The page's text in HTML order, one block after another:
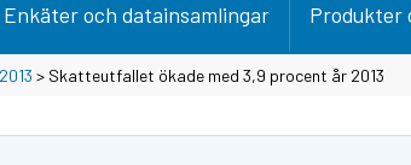
Enkäter och datainsamlingar Produkter
2013 > Skatteutfallet ökade med 3,9 procent år 2013